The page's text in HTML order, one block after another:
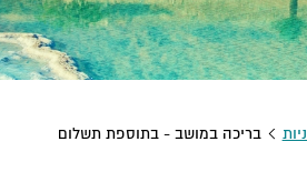
בריכה במושב - בתוספת תשלום